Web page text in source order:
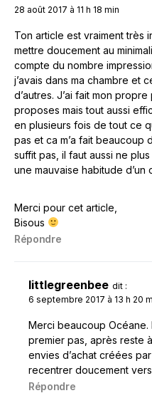
28 août 2017 à 11 h 18 min
Ton article est vraiment très
mettre doucement au
compte du nombre
j’avais dans ma chambre et
d’autres. J’ai fait mon
proposes mais tout aussi
en plusieurs fois de tout ce
pas et ca m’a fait beaucoup
suffit pas, il faut aussi ne
une mauvaise habitude d’un
Merci pour cet article,
Bisous
Répondre
littlegreenbee dit :
6 septembre 2017 à 13 h 20
Merci beaucoup Océane.
premier pas, après reste
envies d’achat créées
recentrer doucement
Répondre